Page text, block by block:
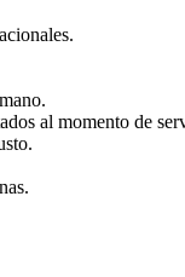
al momento de